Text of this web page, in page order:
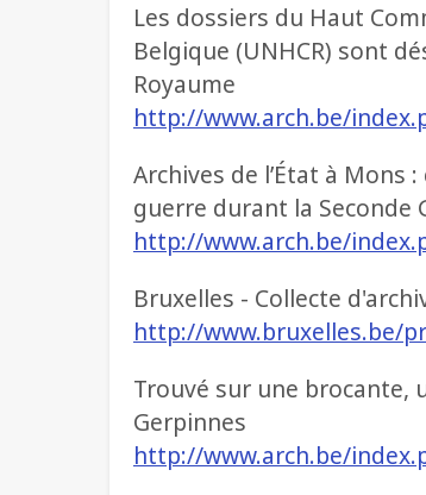
Les dossiers du Haut
Belgique (UNHCR) sont
Royaume
http://www.arch.be/
Archives de l’État à
guerre durant la Seconde
http://www.arch.be/
Bruxelles - Collecte
http://www.bruxelles.be/
Trouvé sur une brocante,
Gerpinnes
http://www.arch.be/